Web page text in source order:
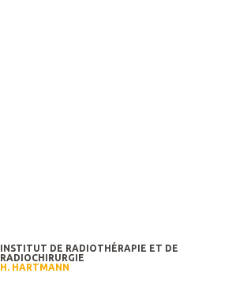
INSTITUT DE RADIOTHÉRAPIE ET DE
RADIOCHIRURGIE
H. HARTMANN